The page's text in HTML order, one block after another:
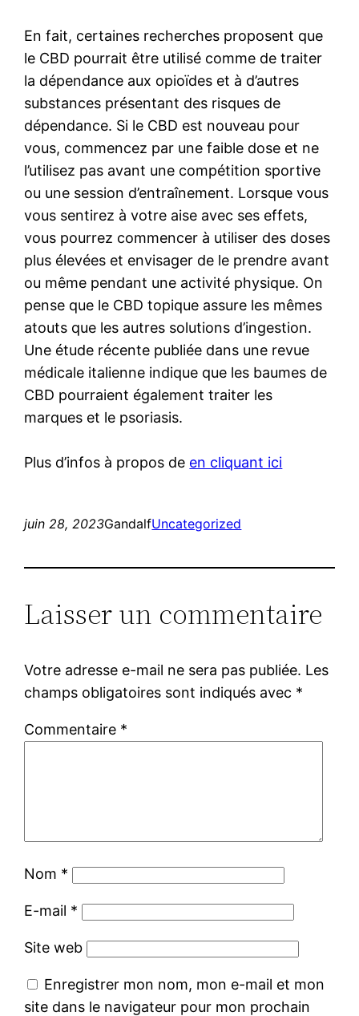
En fait, certaines recherches proposent que
le CBD pourrait être utilisé comme de traiter
la dépendance aux opioïdes et à d’autres
substances présentant des risques de
dépendance. Si le CBD est nouveau pour
vous, commencez par une faible dose et ne
l’utilisez pas avant une compétition sportive
ou une session d’entraînement. Lorsque vous
vous sentirez à votre aise avec ses effets,
vous pourrez commencer à utiliser des doses
plus élevées et envisager de le prendre avant
ou même pendant une activité physique. On
pense que le CBD topique assure les mêmes
atouts que les autres solutions d’ingestion.
Une étude récente publiée dans une revue
médicale italienne indique que les baumes de
CBD pourraient également traiter les
marques et le psoriasis.
Plus d’infos à propos de en cliquant ici
juin 28, 2023GandalfUncategorized
Laisser un commentaire
Votre adresse e-mail ne sera pas publiée. Les
champs obligatoires sont indiqués avec *
Commentaire *
Nom *
E-mail *
Site web
Enregistrer mon nom, mon e-mail et mon
site dans le navigateur pour mon prochain